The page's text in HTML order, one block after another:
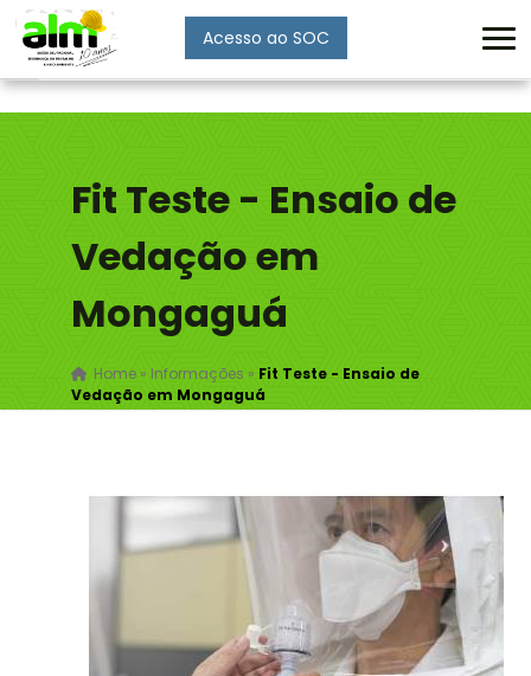
Acesso ao SOC
Fit Teste - Ensaio de
Vedação em
Mongaguá
Home» Informações » Fit Teste - Ensaio de
Vedação em Mongaguá
Enviar